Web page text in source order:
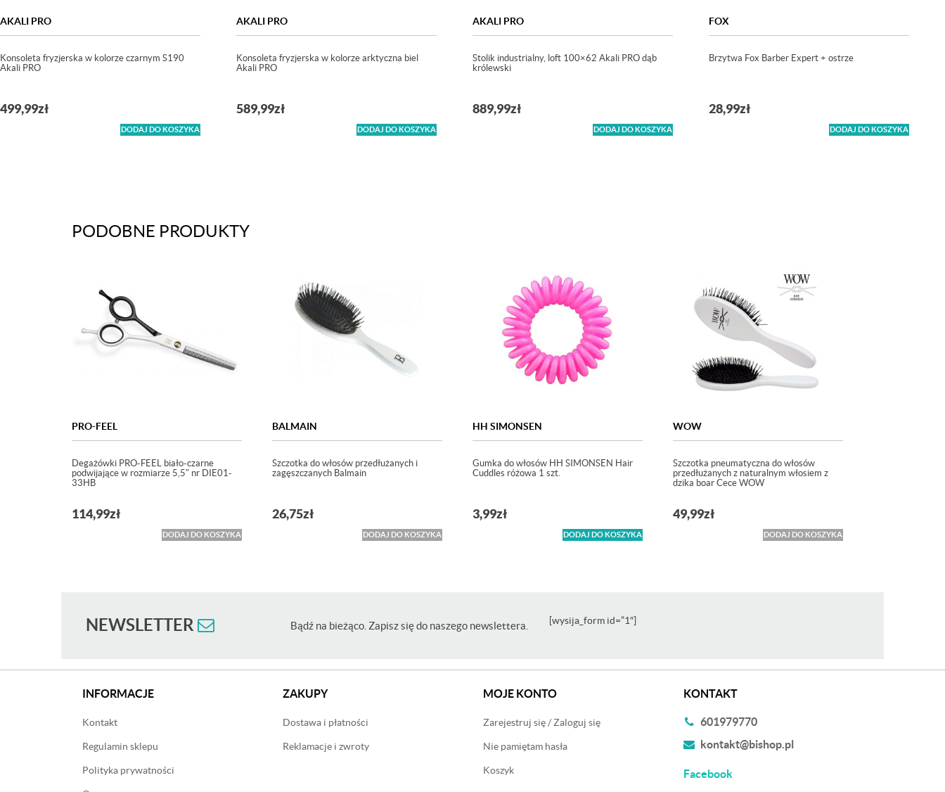
AKALI PRO
Konsoleta fryzjerska w kolorze czarnym S190
Akali PRO
499,99zł
DODAJ DO KOSZYKA
AKALI PRO
Konsoleta fryzjerska w kolorze arktyczna biel
Akali PRO
589,99zł
DODAJ DO KOSZYKA
AKALI PRO
Stolik industrialny, loft 100×62 Akali PRO dąb
królewski
889,99zł
DODAJ DO KOSZYKA
FOX
Brzytwa Fox Barber Expert + ostrze
28,99zł
DODAJ DO KOSZYKA
PODOBNE PRODUKTY
PRO-FEEL
Degażówki PRO-FEEL biało-czarne
podwijające w rozmiarze 5,5″ nr DIE01-
33HB
114,99zł
DODAJ DO KOSZYKA
BALMAIN
Szczotka do włosów przedłużanych i
zagęszczanych Balmain
26,75zł
DODAJ DO KOSZYKA
HH SIMONSEN
Gumka do włosów HH SIMONSEN Hair
Cuddles różowa 1 szt.
3,99zł
DODAJ DO KOSZYKA
WOW
Szczotka pneumatyczna do włosów
przedłużanych z naturalnym włosiem z
dzika boar Cece WOW
49,99zł
DODAJ DO KOSZYKA
NEWSLETTER Bądź na bieżąco. Zapisz się do naszego newslettera. [wysija_form id=”1″]
INFORMACJE
Kontakt
Regulamin sklepu
Polityka prywatności
ZAKUPY
Dostawa i płatności
Reklamacje i zwroty
MOJE KONTO
Zarejestruj się / Zaloguj się
Nie pamiętam hasła
Koszyk
KONTAKT
601979770
kontakt@bishop.pl
Facebook